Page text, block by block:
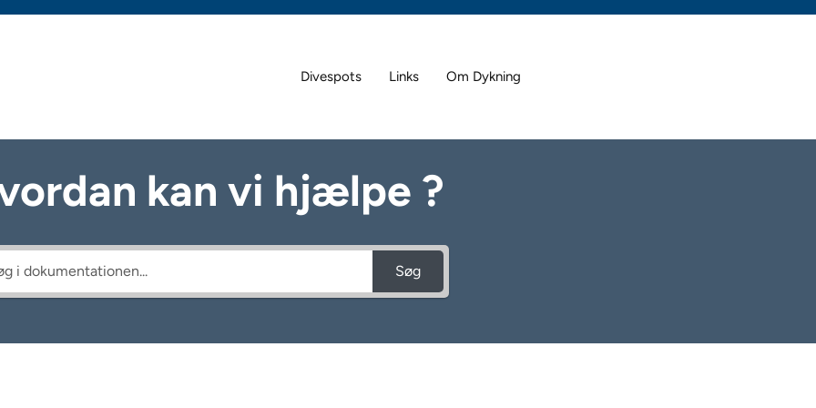
Divespots Links Om Dykning
kan vi hjælpe ?
Søg